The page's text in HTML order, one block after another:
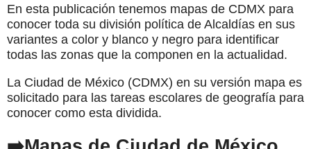
En esta publicación tenemos mapas de CDMX para
conocer toda su división política de Alcaldías en sus
variantes a color y blanco y negro para identificar
todas las zonas que la componen en la actualidad.
La Ciudad de México (CDMX) en su versión mapa es
solicitado para las tareas escolares de geografía para
conocer como esta dividida.